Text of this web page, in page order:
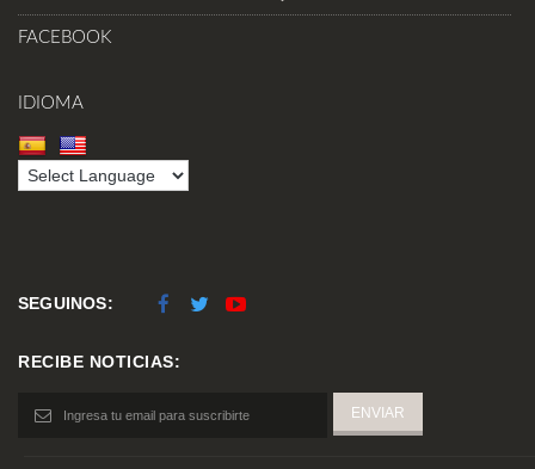
FACEBOOK
IDIOMA
SEGUINOS:
RECIBE NOTICIAS: